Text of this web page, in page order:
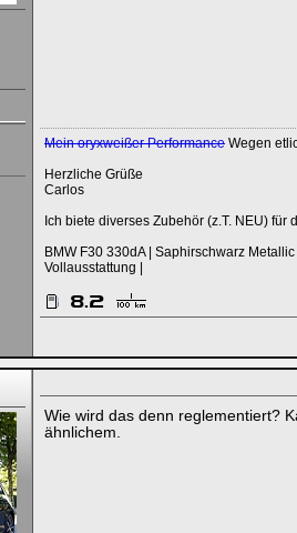
Mein oryxweißer Performance Wegen
Herzliche Grüße
Carlos
Ich biete diverses Zubehör (z.T. NEU)
BMW F30 330dA | Saphirschwarz
Vollausstattung |
Wie wird das denn reglementiert?
ähnlichem.